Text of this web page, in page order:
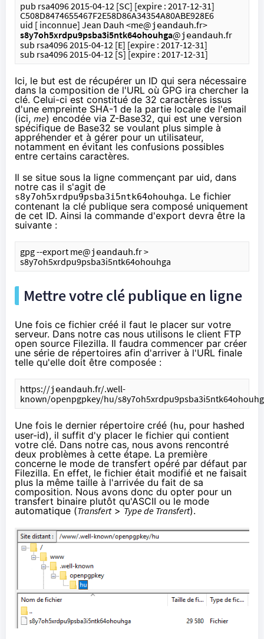
pub rsa4096 2015-04-12 [SC] [expire : 2017-12-31]
C508D8474655467F2E58D86A34354A80ABE928E6
uid [ inconnue] Jean Dauh <me@jeandauh.fr>
s8y7oh5xrdpu9psba3i5ntk64ohouhga@jeandauh.fr
sub rsa4096 2015-04-12 [E] [expire : 2017-12-31]
sub rsa4096 2015-04-12 [S] [expire : 2017-12-31]
Ici, le but est de récupérer un ID qui sera nécessaire
dans la composition de l'URL où GPG ira chercher la
clé. Celui-ci est constitué de 32 caractères issus
d'une empreinte SHA-1 de la partie locale de l'email
(ici, me) encodée via Z-Base32, qui est une version
spécifique de Base32 se voulant plus simple à
appréhender et à gérer pour un utilisateur,
notamment en évitant les confusions possibles
entre certains caractères.
Il se situe sous la ligne commençant par uid, dans
notre cas il s'agit de
s8y7oh5xrdpu9psba3i5ntk64ohouhga. Le fichier
contenant la clé publique sera composé uniquement
de cet ID. Ainsi la commande d'export devra être la
suivante :
gpg --export me@jeandauh.fr >
s8y7oh5xrdpu9psba3i5ntk64ohouhga
Mettre votre clé publique en ligne
Une fois ce fichier créé il faut le placer sur votre
serveur. Dans notre cas nous utilisons le client FTP
open source Filezilla. Il faudra commencer par créer
une série de répertoires afin d'arriver à l'URL finale
telle qu'elle doit être composée :
https://jeandauh.fr/.well-
known/openpgpkey/hu/
Une fois le dernier répertoire créé (hu, pour hashed
user-id), il suffit d'y placer le fichier qui contient
votre clé. Dans notre cas, nous avons rencontré
deux problèmes à cette étape. La première
concerne le mode de transfert opéré par défaut par
Filezilla. En effet, le fichier était modifié et ne faisait
plus la même taille à l'arrivée du fait de sa
composition. Nous avons donc du opter pour un
transfert binaire plutôt qu'ASCII ou le mode
automatique (Transfert>Type de Transfert).